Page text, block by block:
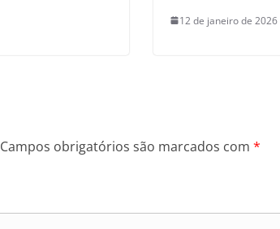
12 de janeiro de 2026
Campos obrigatórios são marcados com *